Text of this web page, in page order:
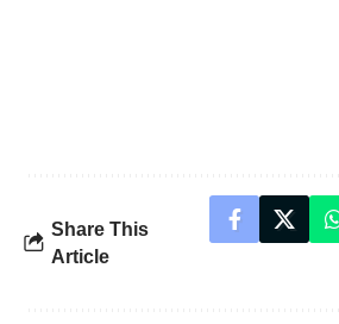
Share This
Article